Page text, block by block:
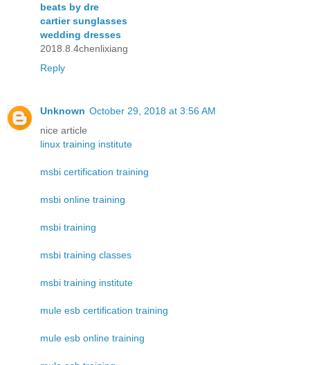
beats by dre
cartier sunglasses
wedding dresses
2018.8.4chenlixiang
Reply
Unknown October 29, 2018 at 3:56 AM
nice article
linux training institute
msbi certification training
msbi online training
msbi training
msbi training classes
msbi training institute
mule esb certification training
mule esb online training